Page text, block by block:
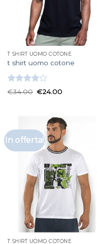
T SHIRT UOMO COTONE
t shirt uomo cotone
Valutato
€34.00 €24.00
In offerta!
T SHIRT UOMO COTONE